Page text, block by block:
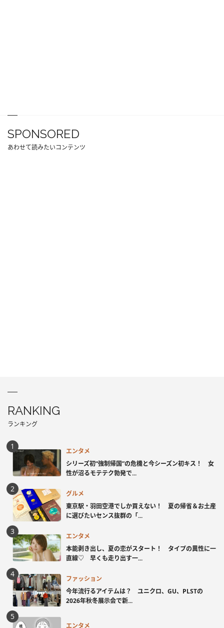
SPONSORED
あわせて読みたいコンテンツ
RANKING
ランキング
エンタメ
シリーズ初“強制帰国”の危機と今シーズン初キス！ 女
性が沼るモテテク勃発で...
グルメ
東京駅・羽田空港でしか買えない！ 夏の帰省＆お土産
に選びたいセンス抜群の「...
エンタメ
本能剥き出し、夏の恋がスタート！ タイプの異性に一
直線♡ 早くも走り出す一...
ファッション
今年流行るアイテムは？ ユニクロ、GU、PLSTの
2026年秋冬展示会で新...
エンタメ